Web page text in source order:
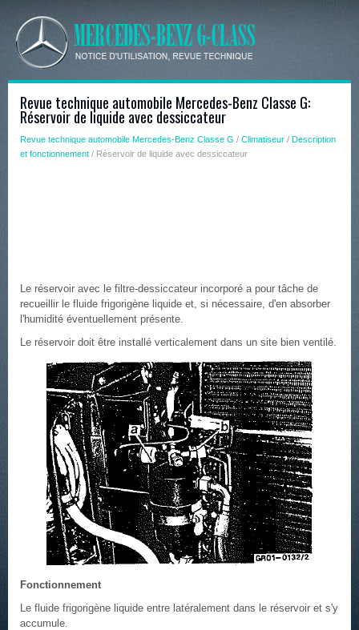
Revue technique automobile Mercedes-Benz Classe G:
Réservoir de liquide avec dessiccateur
Revue technique automobile Mercedes-Benz Classe G / Climatiseur / Description
et fonctionnement / Réservoir de liquide avec dessiccateur
Le réservoir avec le filtre-dessiccateur incorporé a pour tâche de
recueillir le fluide frigorigène liquide et, si nécessaire, d'en absorber
l'humidité éventuellement présente.
Le réservoir doit être installé verticalement dans un site bien ventilé.
Fonctionnement
Le fluide frigorigène liquide entre latéralement dans le réservoir et s'y
accumule.